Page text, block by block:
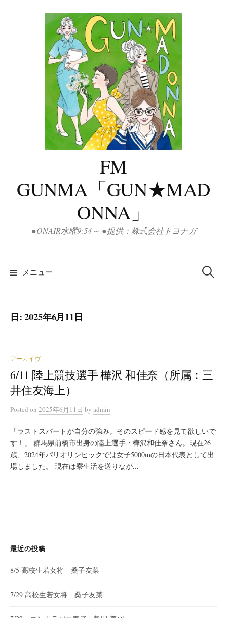
FM
GUNMA「GUN★MAD
ONNA」
●ONAIR水曜9:54～ ●提供：株式会社トヨナガ
メニュー
検
索:
日:2025年6月11日
アーカイヴ
6/11 陸上競技選手 樺沢 和佳奈（所属：三
井住友海上）
Posted on 2025年6月11日 by admin
「ラストスパートが自分の強み。そのスピード感を見て欲しいで
す！」 群馬県前橋市出身の陸上選手・樺沢和佳奈さん。現在26
歳、2024年パリオリンピックでは女子5000mの日本代表として出
場しました。 現在は寮生活を送りなが...
最近の投稿
8/5 高校生若女将 桑子友菜
7/29 高校生若女将 桑子友菜